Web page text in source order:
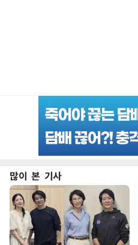
많이 본 기사